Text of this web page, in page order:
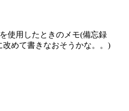
を使用したときのメモ(備忘録
改めて書きなおそうかな。。)